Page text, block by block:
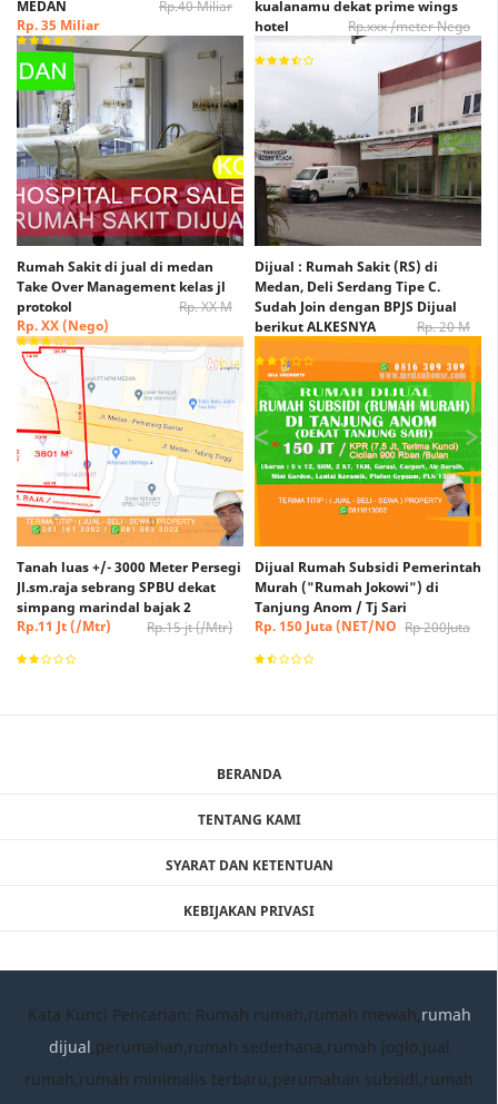
MEDAN
Rp.40 Miliar
Rp. 35 Miliar
kualanamu dekat prime wings
hotel
Rp.xxx /meter Nego
Rp. xxx /Meter Nego
Rumah Sakit di jual di medan
Take Over Management kelas jl
protokol
Rp. XX M
Rp. XX (Nego)
Dijual : Rumah Sakit (RS) di
Medan, Deli Serdang Tipe C.
Sudah Join dengan BPJS Dijual
berikut ALKESNYA
Rp. 20 M
Rp. 15 M (Nego)
Tanah luas +/- 3000 Meter Persegi
Jl.sm.raja sebrang SPBU dekat
simpang marindal bajak 2
Rp.15 jt (/Mtr)
Rp.11 Jt (/Mtr)
Dijual Rumah Subsidi Pemerintah
Murah ("Rumah Jokowi") di
Tanjung Anom / Tj Sari
Rp 200Juta
Rp. 150 Juta (NET/NO
BERANDA
TENTANG KAMI
SYARAT DAN KETENTUAN
KEBIJAKAN PRIVASI
Kata Kunci Pencarian: Rumah rumah,rumah mewah,rumah
dijual,perumahan,rumah sederhana,rumah joglo,jual
rumah,rumah minimalis terbaru,perumahan subsidi,rumah